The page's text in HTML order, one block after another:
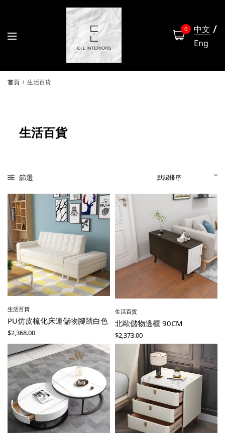
0
中文
Eng
首頁 / 生活百貨
生活百貨
篩選
生活百貨
PU仿皮梳化床連儲物腳踏白色
$2,368.00
生活百貨
北歐儲物邊櫃 90CM
$2,373.00